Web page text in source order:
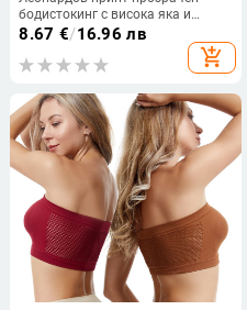
бодистокинг с висока яка и
открит гръб, полиестер 80–90%,
8.67 €/16.96 лв
add_shopping_cart